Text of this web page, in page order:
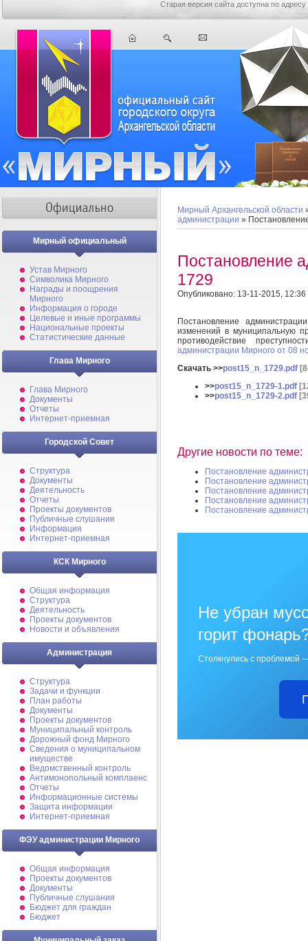
Старая версия сайта доступна по адресу
Мирный официальный
Устав Мирного
Символика Мирного
Награды и поощрения
Мирного
Информация о городе
Целевые и иные программы
Национальные проекты
Статистические данные
Глава Мирного
Глава Мирного
Документы
Отчеты
Интернет-приемная
Городской Совет
Структура
Документы
Деятельность
Отчеты
Проекты документов
Публичные слушания
Информация
Интернет-приемная
КСК Мирного
Общая информация
Структура
Деятельность
Проекты документов
Новости и объявления
Администрация
Структура
Задачи и функции
План работы
Документы
Проекты документов
Муниципальный контроль
Дорожный фонд Мирного
Cведения о муниципальном
имуществе
Ведомственный контроль
Антимонопольный комплаенс
Отчеты
Информационные системы
Защита информации
Интернет-приемная
ФЭУ администрации Мирного
Общая информация
Проекты документов
Документы
Публичные слушания
Бюджет для граждан
Бюджет
Мирный Архангельской области
администрации »
Постановление
1729
Опубликовано: 13-11-2015, 12:36
Постановление
изменений в муниципальную
противодействие
администрации Мирного от 08
Скачать >>post15_n_1729.pdf
>>post15_n_1729-1.pdf
>>post15_n_1729-2.pdf
Другие новости по теме:
Постановление
Постановление
Постановление
Постановление
Постановление
Не убран
горит
Столкнулись с проблемой